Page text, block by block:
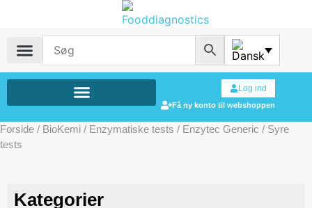
Log ind
Få ny konto til webshoppen
Forside / BioKemi / Enzymatiske tests / Enzytec Generic / Syre
tests
Kategorier